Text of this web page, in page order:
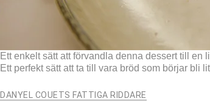
Ett enkelt sätt att förvandla denna dessert till
Ett perfekt sätt att ta till vara bröd som börjar bli
DANYEL COUETS FATTIGA RIDDARE